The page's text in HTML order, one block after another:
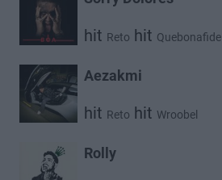
hit Reto hit Quebonafide
Aezakmi
hit Reto hit Wroobel
Rolly